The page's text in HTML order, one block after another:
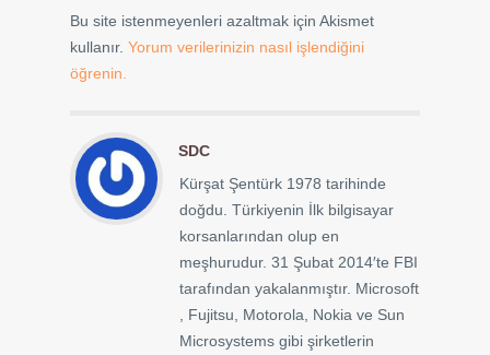
Bu site istenmeyenleri azaltmak için Akismet
kullanır. Yorum verilerinizin nasıl işlendiğini
öğrenin.
SDC
Kürşat Şentürk 1978 tarihinde
doğdu. Türkiyenin İlk bilgisayar
korsanlarından olup en
meşhurudur. 31 Şubat 2014′te FBI
tarafından yakalanmıştır. Microsoft
, Fujitsu, Motorola, Nokia ve Sun
Microsystems gibi şirketlerin